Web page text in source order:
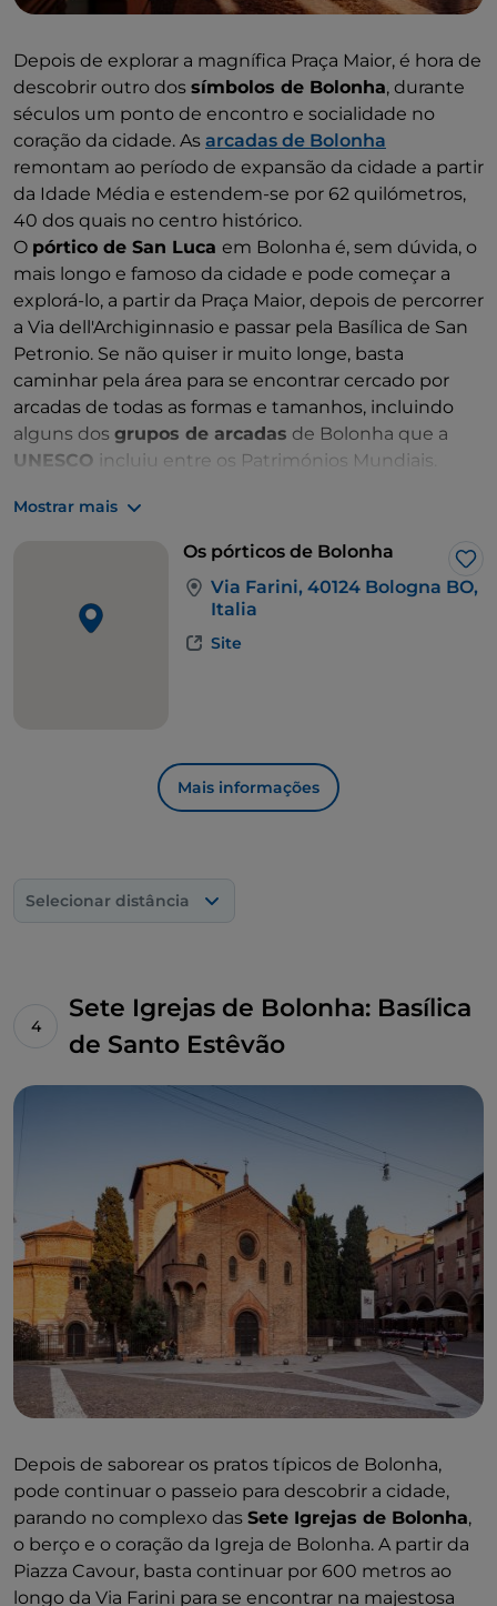
Depois de explorar a magnífica Praça Maior, é hora de
descobrir outro dos símbolos de Bolonha, durante
séculos um ponto de encontro e socialidade no
coração da cidade. As arcadas de Bolonha
remontam ao período de expansão da cidade a partir
da Idade Média e estendem-se por 62 quilómetros,
40 dos quais no centro histórico.
O pórtico de San Luca em Bolonha é, sem dúvida, o
mais longo e famoso da cidade e pode começar a
explorá-lo, a partir da Praça Maior, depois de percorrer
a Via dell'Archiginnasio e passar pela Basílica de San
Petronio. Se não quiser ir muito longe, basta
caminhar pela área para se encontrar cercado por
arcadas de todas as formas e tamanhos, incluindo
alguns dos grupos de arcadas de Bolonha que a
UNESCO incluiu entre os Patrimónios Mundiais.
escolher uma das muitas trattorias para uma pausa
bem merecida para o almoço. O que comer em
Bolonha? Fácil, opte por
tortellini, o molho à bolonhesa, a famosamortadela
ou as saborosas crescentine.
Mostrar mais
Os pórticos de Bolonha
Via Farini, 40124 Bologna BO,
Italia
Site
Mais informações
Selecionar distância
Sete Igrejas de Bolonha: Basílica
de Santo Estêvão
Depois de saborear os pratos típicos de Bolonha,
pode continuar o passeio para descobrir a cidade,
parando no complexo das Sete Igrejas de Bolonha,
o berço e o coração da Igreja de Bolonha. A partir da
Piazza Cavour, basta continuar por 600 metros ao
longo da Via Farini para se encontrar na majestosa